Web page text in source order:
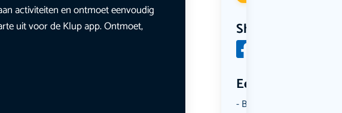
Share
Een aantal
Borrelen
activiteiten en ontmoet eenvoudig
uit voor de Klup app. Ontmoet,